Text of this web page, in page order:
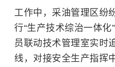
工作中，采油管理区纷
行“生产技术综治一体
员联动技术管理室实时
线，对接安全生产指挥